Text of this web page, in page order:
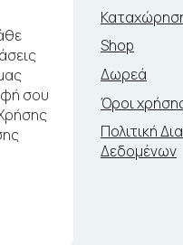
σου
Shop
Δωρεά
Όροι
Πολιτική
Δεδομένων